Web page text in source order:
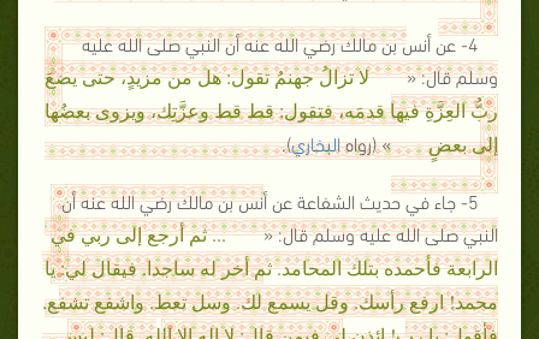
4- عن أنس بن مالك رضي الله عنه أن النبي صلى الله عليه
وسلم قال: «
لا تزالُ جهنمُ تقول: هل من مزيدٍ، حتى يضعَ
ربُّ العِزَّةِ فيها قدمَه، فتقول: قط قط وعزَّتِك، ويزوى بعضُها
إلى بعضٍ
» (رواهالبخاري).
5- جاء في حديث الشفاعة عن أنس بن مالك رضي الله عنه أن
النبي صلى الله عليه وسلم قال: «
... ثم أرجع إلى ربي في
الرابعة فأحمده بتلك المحامد. ثم أخر له ساجدا. فيقال لي: يا
محمد! ارفع رأسك. وقل يسمع لك. وسل تعط. واشفع تشفع.